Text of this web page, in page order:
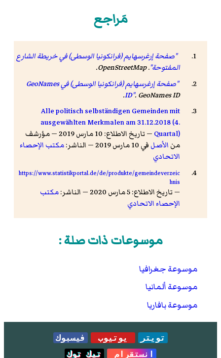
مَراجع
"صفحة إرغرسهايم (فرانكونيا الوسطى) في خريطة الشارع
المفتوحة".
OpenStreetMap
.
"صفحة إرغرسهايم (فرانكونيا الوسطى) في GeoNames
ID". GeoNames ID
.
Alle politisch selbständigen Gemeinden mit
ausgewählten Merkmalen am 31.12.2018 (4.
Quartal)
— تاريخ الاطلاع: 10 مارس 2019 — مؤرشف
من الأصل في 10 مارس 2019 — الناشر:
مكتب الإحصاء
الاتحادي
https://www.statistikportal.de/de/produkte/gemeindeverzeic
hnis
— تاريخ الاطلاع: 5 مارس 2020 — الناشر:
مكتب
الإحصاء الاتحادي
موسوعات ذات صلة :
موسوعة جغرافيا
موسوعة ألمانيا
موسوعة بافاريا
تويتر يوتيوب
فيسبوك
انستقرام
تيك توك